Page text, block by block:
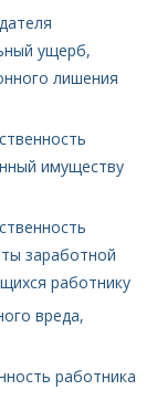
ущерб,
лишения
имуществу
заработной
работнику
вреда,
работника